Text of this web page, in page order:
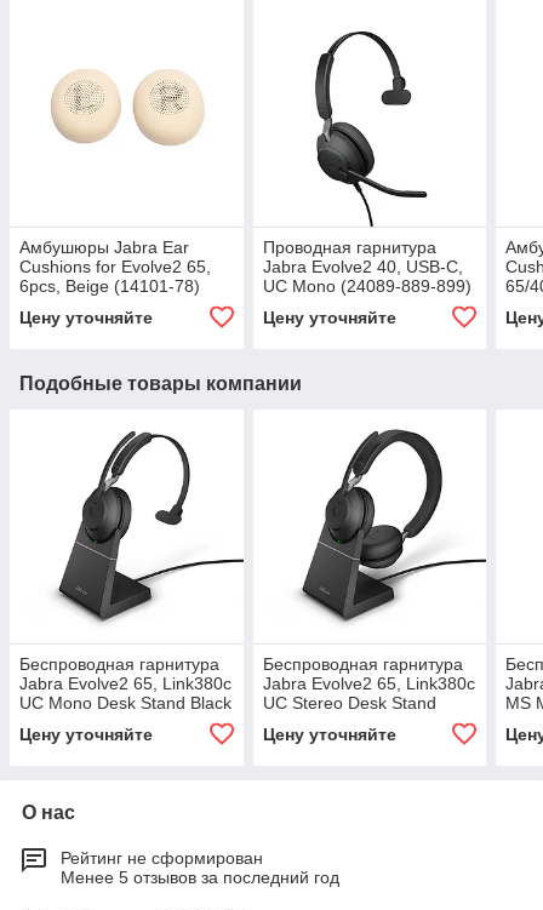
Амбушюры Jabra Ear
Cushions for Evolve2 65,
6pcs, Beige (14101-78)
Цену уточняйте
Проводная гарнитура
Jabra Evolve2 40, USB-C,
UC Mono (24089-889-899)
Цену уточняйте
65/
Подобные товары компании
Беспроводная гарнитура
Jabra Evolve2 65, Link380c
UC Mono Desk Stand Black
Цену уточняйте
Беспроводная гарнитура
Jabra Evolve2 65, Link380c
UC Stereo Desk Stand
Цену уточняйте
MS
О нас
Рейтинг не сформирован
Менее 5 отзывов за последний год